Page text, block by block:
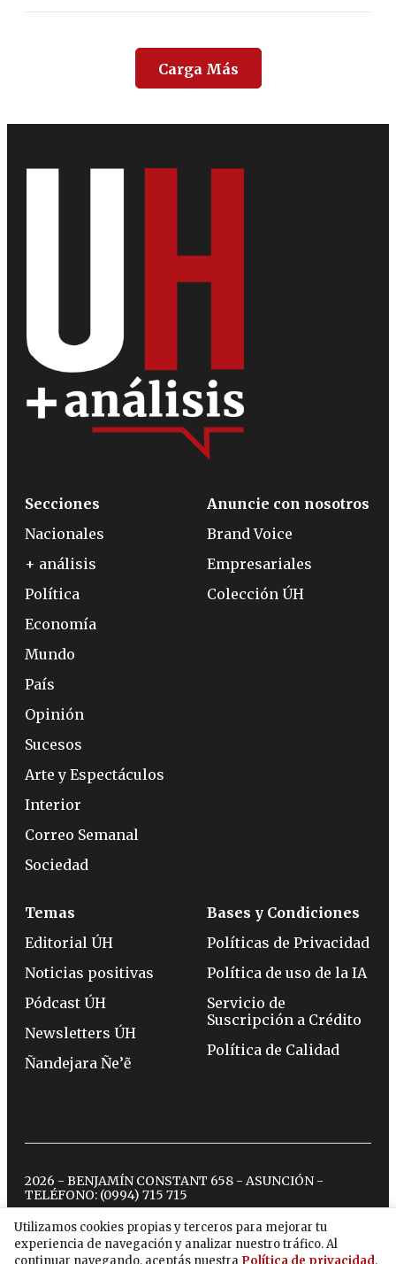
Carga Más
Utilizamos cookies propias y terceros para mejorar tu
experiencia de navegación y analizar nuestro tráfico. Al
continuar navegando, aceptás nuestra Política de privacidad .
Secciones
Nacionales
+ análisis
Política
Economía
Mundo
País
Opinión
Sucesos
Arte y Espectáculos
Interior
Correo Semanal
Sociedad
Anuncie con nosotros
Brand Voice
Empresariales
Colección ÚH
Temas
Editorial ÚH
Noticias positivas
Pódcast ÚH
Newsletters ÚH
Ñandejara Ñe’ẽ
Bases y Condiciones
Políticas de Privacidad
Política de uso de la IA
Servicio de
Suscripción a Crédito
Política de Calidad
2026 - BENJAMÍN CONSTANT 658 - ASUNCIÓN -
TELÉFONO: (0994) 715 715
twitterinstagram
facebook
tiktokyoutubespotify